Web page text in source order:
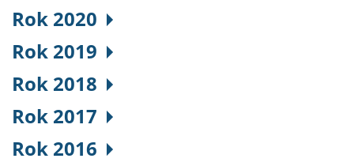
Rok 2020
Rok 2019
Rok 2018
Rok 2017
Rok 2016